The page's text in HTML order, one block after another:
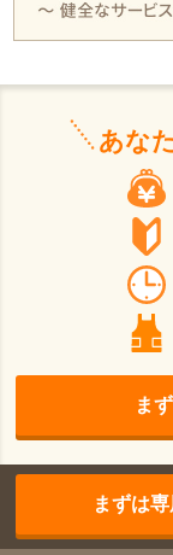
あな
ま
まずは